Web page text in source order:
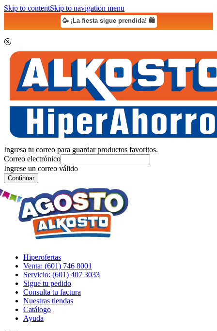
Skip to contentSkip to navigation menu
🥳 ¡La fiesta sigue prendida! 🛍️
Ingresa tu correo para guardar productos favoritos.
Correo electrónico
Ingrese un correo válido
Continuar
Hiperofertas
Venta: (601) 746 8001
Servicio: (601) 407 3033
Sigue tu pedido
Consulta tu factura
Nuestras tiendas
Catálogo
Ayuda